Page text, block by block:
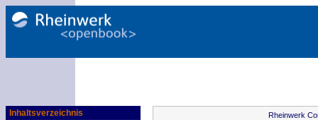
Inhaltsverzeichnis Rheinwerk